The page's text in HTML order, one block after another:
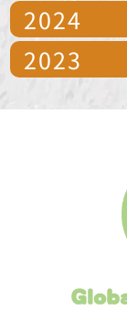
2024
2023